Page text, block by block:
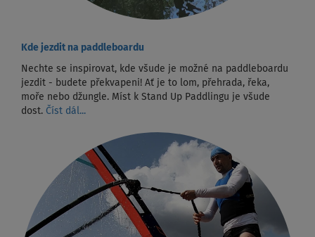
Kde jezdit na paddleboardu
Nechte se inspirovat, kde všude je možné na paddleboardu
jezdit - budete překvapeni! Ať je to lom, přehrada, řeka,
moře nebo džungle. Míst k Stand Up Paddlingu je všude
dost. Číst dál...